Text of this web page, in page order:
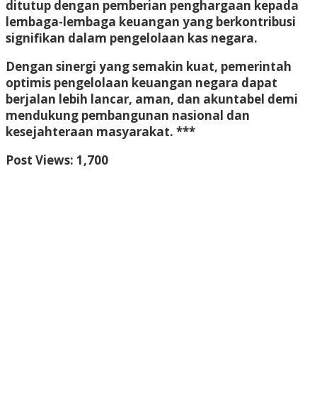
ditutup dengan pemberian penghargaan kepada
lembaga-lembaga keuangan yang berkontribusi
signifikan dalam pengelolaan kas negara.
Dengan sinergi yang semakin kuat, pemerintah
optimis pengelolaan keuangan negara dapat
berjalan lebih lancar, aman, dan akuntabel demi
mendukung pembangunan nasional dan
kesejahteraan masyarakat. ***
Post Views: 1,700